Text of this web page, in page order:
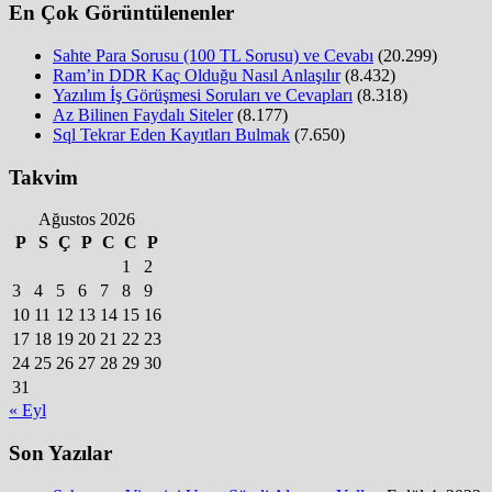
En Çok Görüntülenenler
Sahte Para Sorusu (100 TL Sorusu) ve Cevabı (20.299)
Ram’in DDR Kaç Olduğu Nasıl Anlaşılır (8.432)
Yazılım İş Görüşmesi Soruları ve Cevapları (8.318)
Az Bilinen Faydalı Siteler (8.177)
Sql Tekrar Eden Kayıtları Bulmak (7.650)
Takvim
Ağustos 2026
P
S Ç P C C P
1
2
3
4 5 6 7 8
9
10 11 12 13 14 15 16
17 18 19 20 21 22 23
24 25 26 27 28 29 30
31
« Eyl
Son Yazılar